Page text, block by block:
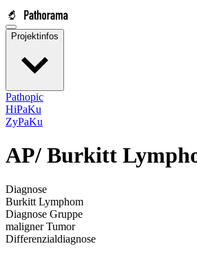
Projektinfos
Pathopic
HiPaKu
ZyPaKu
AP/ Burkitt
Diagnose
Burkitt Lymphom
Diagnose Gruppe
maligner Tumor
Differenzialdiagnose